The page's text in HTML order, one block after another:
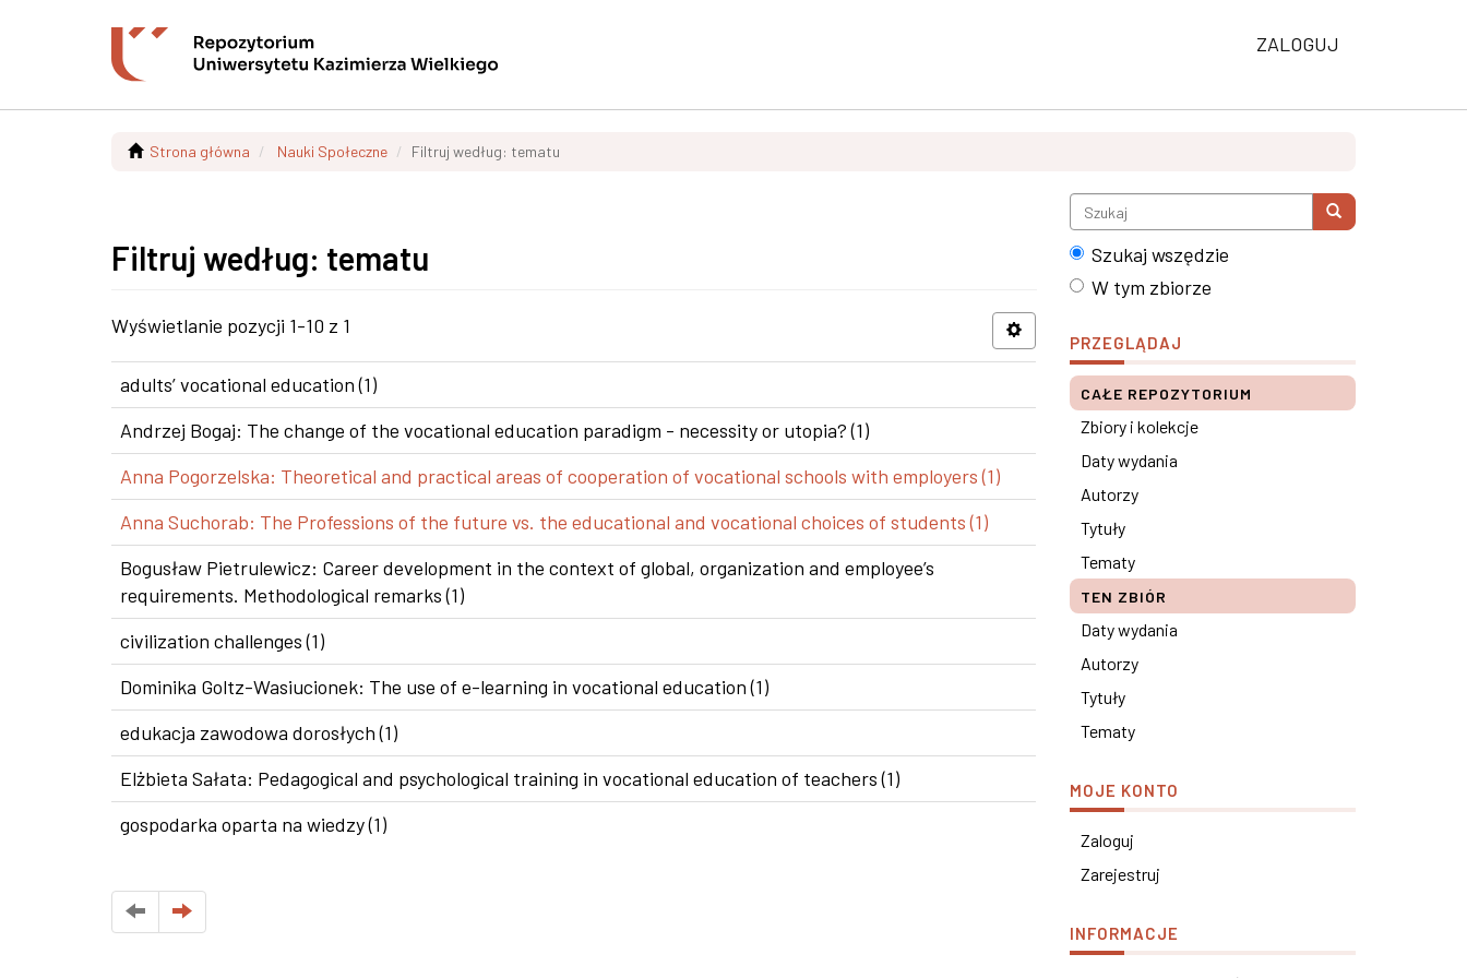
ZALOGUJ
Strona główna Nauki Społeczne Filtruj według: tematu
Filtruj według: tematu
Wyświetlanie pozycji 1-10 z 1
adults’ vocational education (1)
Andrzej Bogaj: The change of the vocational education paradigm - necessity or utopia? (1)
Anna Pogorzelska: Theoretical and practical areas of cooperation of vocational schools with employers (1)
Anna Suchorab: The Professions of the future vs. the educational and vocational choices of students (1)
Bogusław Pietrulewicz: Career development in the context of global, organization and employee’s
requirements. Methodological remarks (1)
civilization challenges (1)
Dominika Goltz-Wasiucionek: The use of e-learning in vocational education (1)
edukacja zawodowa dorosłych (1)
Elżbieta Sałata: Pedagogical and psychological training in vocational education of teachers (1)
gospodarka oparta na wiedzy (1)
Szukaj wszędzie
W tym zbiorze
PRZEGLĄDAJ
CAŁE REPOZYTORIUM
Zbiory i kolekcje
Daty wydania
Autorzy
Tytuły
Tematy
TEN ZBIÓR
Daty wydania
Autorzy
Tytuły
Tematy
MOJE KONTO
Zaloguj
Zarejestruj
INFORMACJE